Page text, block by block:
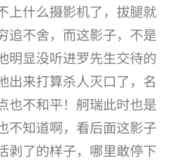
上什么摄影机了，拔腿就
追不舍，而这影子，不是
明显没听进罗先生交待的
出来打算杀人灭口了，名
也不和平！舸瑞此时也是
不知道啊，看后面这影子
剥了的样子，哪里敢停下